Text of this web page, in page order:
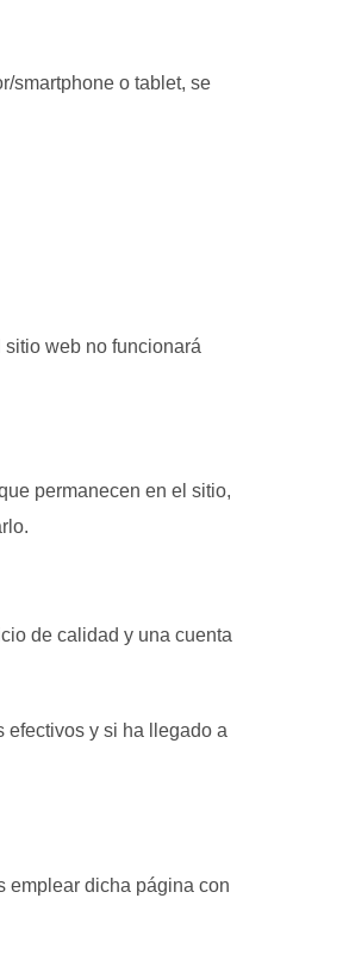
smartphone o tablet, se
web no funcionará
permanecen en el sitio,
de calidad y una cuenta
efectivos y si ha llegado a
emplear dicha página con